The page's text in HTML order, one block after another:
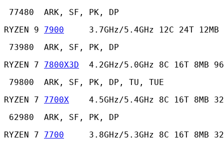
77480  ARK, SF, PK, DP
RYZEN 9 7900
3.7GHz/5.4GHz 12C 24T 12MB
73980  ARK, SF, PK, DP
RYZEN 7 7800X3D
4.2GHz/5.0GHz 8C 16T 8MB
79800  ARK, SF, PK, DP, TU, TUE
RYZEN 7 7700X
4.5GHz/5.4GHz 8C 16T 8MB
62980  ARK, SF, PK, DP
RYZEN 7 7700
3.8GHz/5.3GHz 8C 16T 8MB